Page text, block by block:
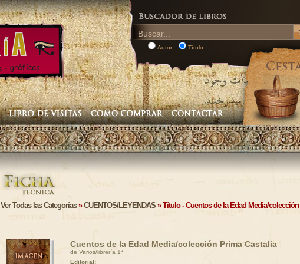
Autor Título
Ver Todas las Categorías»CUENTOS/LEYENDAS » Título - Cuentos de la Edad Media/
Cuentos de la Edad Media/colección Prima Castalia
de Varios/librería 1ª
Editorial: